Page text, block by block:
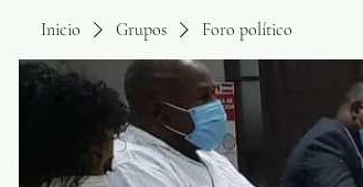
Inicio Grupos Foro político